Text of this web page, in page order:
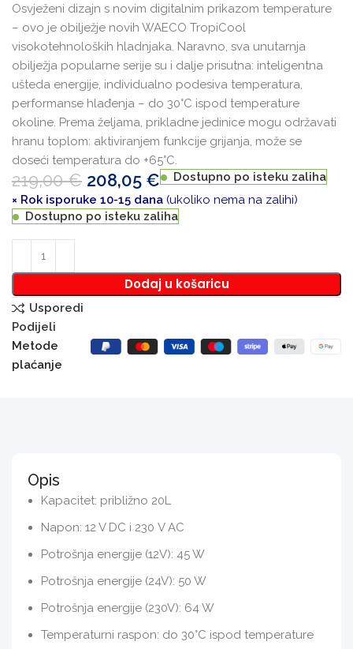
Osvježeni dizajn s novim digitalnim prikazom temperature
– ovo je obilježje novih WAECO TropiCool
visokotehnoloških hladnjaka. Naravno, sva unutarnja
obilježja popularne serije su i dalje prisutna: inteligentna
ušteda energije, individualno podesiva temperatura,
performanse hlađenja – do 30°C ispod temperature
okoline. Prema željama, prikladne jedinice mogu održavati
hranu toplom: aktiviranjem funkcije grijanja, može se
doseći temperatura do +65°C.
219,00€ 208,05 €
Dostupno po isteku zaliha
× Rok isporuke 10-15 dana (ukoliko nema na zalihi)
Dostupno po isteku zaliha
Dodaj u košaricu
Usporedi
Podijeli
Metode
plaćanje
Opis
Kapacitet: približno 20L
Napon: 12 V DC i 230 V AC
Potrošnja energije (12V): 45 W
Potrošnja energije (24V): 50 W
Potrošnja energije (230V): 64 W
Temperaturni raspon: do 30°C ispod temperature